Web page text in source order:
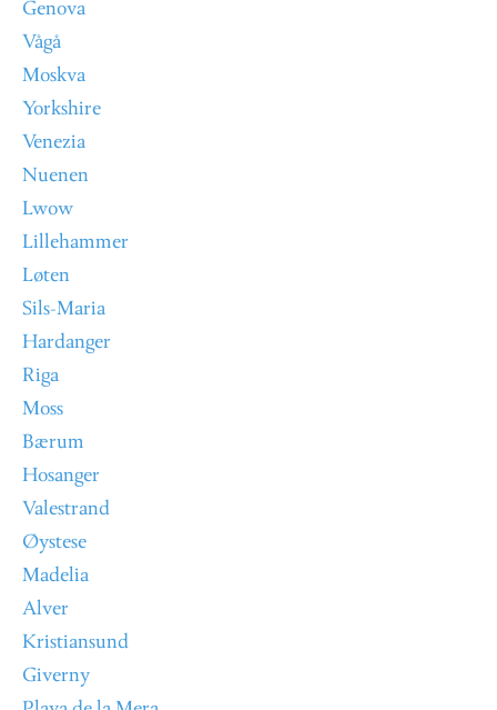
Genova
Vågå
Moskva
Yorkshire
Venezia
Nuenen
Lwow
Lillehammer
Løten
Sils-Maria
Hardanger
Riga
Moss
Bærum
Hosanger
Valestrand
Øystese
Madelia
Alver
Kristiansund
Giverny